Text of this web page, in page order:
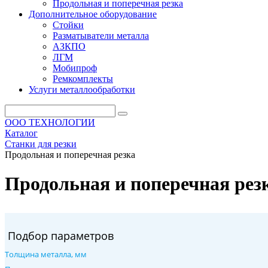
Продольная и поперечная резка
Дополнительное оборудование
Стойки
Разматыватели металла
АЗКПО
ЛГМ
Мобипроф
Ремкомплекты
Услуги металлообработки
ООО ТЕХНОЛОГИИ
Каталог
Станки для резки
Продольная и поперечная резка
Продольная и поперечная
Подбор параметров
Толщина металла, мм